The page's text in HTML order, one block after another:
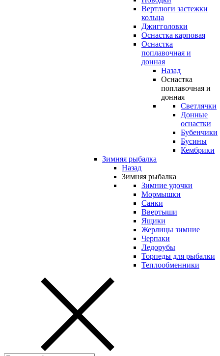
Вертлюги застежки
кольца
Джигголовки
Оснастка карповая
Оснастка
поплавочная и
донная
Назад
Оснастка
поплавочная и
донная
Светлячки
Донные
оснастки
Бубенчики
Бусины
Кембрики
Зимняя рыбалка
Назад
Зимняя рыбалка
Зимние удочки
Мормышки
Санки
Ввертыши
Ящики
Жерлицы зимние
Черпаки
Ледорубы
Торпеды для рыбалки
Теплообменники